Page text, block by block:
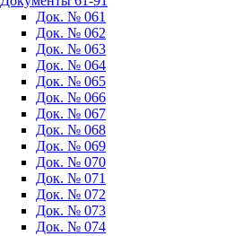
Док. № 061
Док. № 062
Док. № 063
Док. № 064
Док. № 065
Док. № 066
Док. № 067
Док. № 068
Док. № 069
Док. № 070
Док. № 071
Док. № 072
Док. № 073
Док. № 074